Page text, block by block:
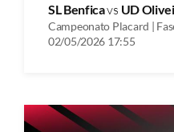
SL Benficavs UD
Campeonato Placard |
02/05/2026 17:55